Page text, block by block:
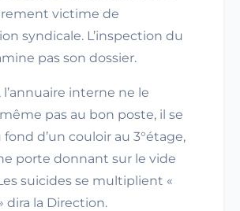
victime de
syndicale. L’inspection du
pas son dossier.
l’annuaire interne ne le
pas au bon poste, il se
d’un couloir au 3°étage,
porte donnant sur le vide
suicides se multiplient «
dira la Direction.